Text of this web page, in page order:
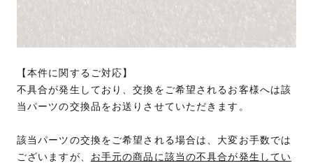
【本件に関するご対応】
不具合が発生しており、交換をご希望されるお客様へは該
当パーツの交換品をお送りさせていただきます。
該当パーツの交換をご希望される場合は、大変お手数では
ございますが、 お手元の商品に該当の不具合が発生してい